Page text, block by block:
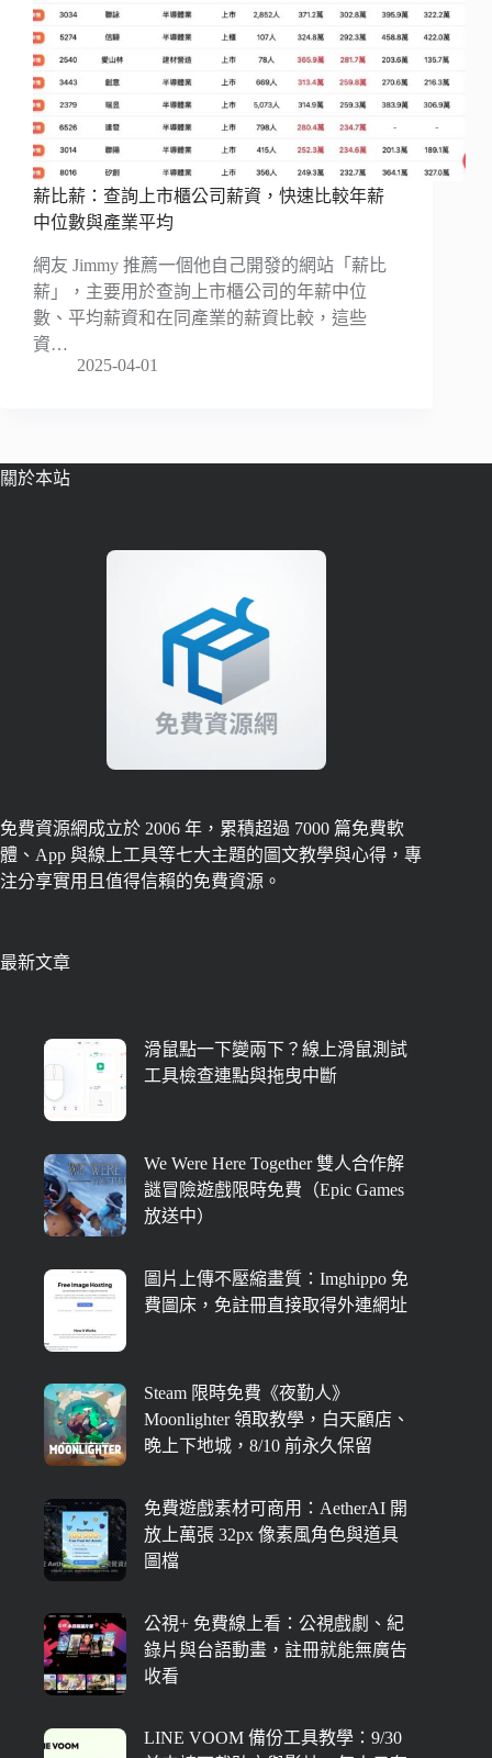
薪比薪：查詢上市櫃公司薪資，快速比較年薪
中位數與產業平均
網友 Jimmy 推薦一個他自己開發的網站「薪比
薪」，主要用於查詢上市櫃公司的年薪中位
數、平均薪資和在同產業的薪資比較，這些
資…
2025-04-01
關於本站
免費資源網成立於 2006 年，累積超過 7000 篇免費軟
體、App 與線上工具等七大主題的圖文教學與心得，專
注分享實用且值得信賴的免費資源。
最新文章
滑鼠點一下變兩下？線上滑鼠測試
工具檢查連點與拖曳中斷
We Were Here Together 雙人合作解
謎冒險遊戲限時免費（Epic Games
放送中）
圖片上傳不壓縮畫質：Imghippo 免
費圖床，免註冊直接取得外連網址
Steam 限時免費《夜勤人》
Moonlighter 領取教學，白天顧店、
晚上下地城，8/10 前永久保留
免費遊戲素材可商用：AetherAI 開
放上萬張 32px 像素風角色與道具
圖檔
公視+ 免費線上看：公視戲劇、紀
錄片與台語動畫，註冊就能無廣告
收看
LINE VOOM 備份工具教學：9/30